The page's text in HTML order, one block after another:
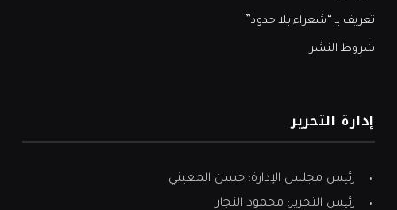
تعريف بـ “شعراء بلا حدود”
شروط النشر
إدارة التحرير
رئيس مجلس الإدارة: حسن المعيني
رئيس التحرير: محمود النجار